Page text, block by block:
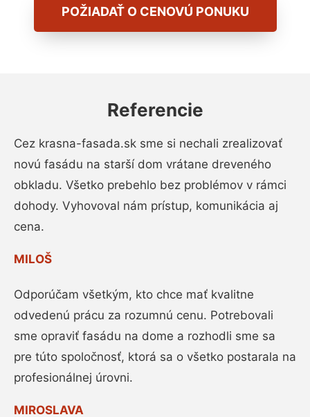
POŽIADAŤ O CENOVÚ PONUKU
Referencie
Cez krasna-fasada.sk sme si nechali zrealizovať
novú fasádu na starší dom vrátane dreveného
obkladu. Všetko prebehlo bez problémov v rámci
dohody. Vyhovoval nám prístup, komunikácia aj
cena.
MILOŠ
Odporúčam všetkým, kto chce mať kvalitne
odvedenú prácu za rozumnú cenu. Potrebovali
sme opraviť fasádu na dome a rozhodli sme sa
pre túto spoločnosť, ktorá sa o všetko postarala na
profesionálnej úrovni.
MIROSLAVA